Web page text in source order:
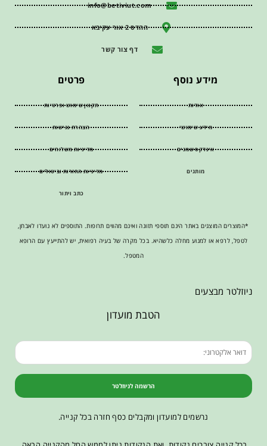
info@betiviut.com
ההדס 2 אור עקיבא
דף צור קשר
מידע נוסף
אודות
מידע שימושי
אינדקס שמנים
מותגים
פרטים
תקנון שימוש ופרטיות
הצהרת נגישות
מדיניות משלוחים
מדיניות החזרות וביטולים
כתב ויתור
*המוצרים המוצגים באתר הינם תוספי תזונה ואינם מהווים תרופות. התוספים לא נועדו לאבחן,
לטפל, לרפא או למנוע מחלה כלשהיא. בכל מקרה של בעיה רפואית, יש להתייעץ עם הרופא
המטפל.
ניוזלטר מבצעים
הטבת מועדון
הרשמה לניוזלטר
נרשמים למועדון ומקבלים כסף חזרה בכל קנייה.